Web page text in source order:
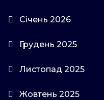
Січень 2026
Грудень 2025
Листопад 2025
Жовтень 2025